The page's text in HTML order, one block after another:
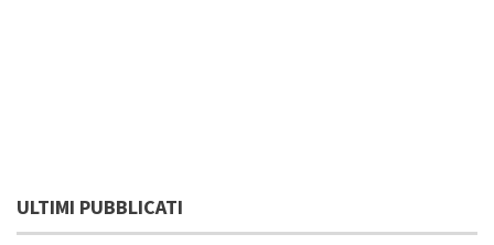
ULTIMI PUBBLICATI